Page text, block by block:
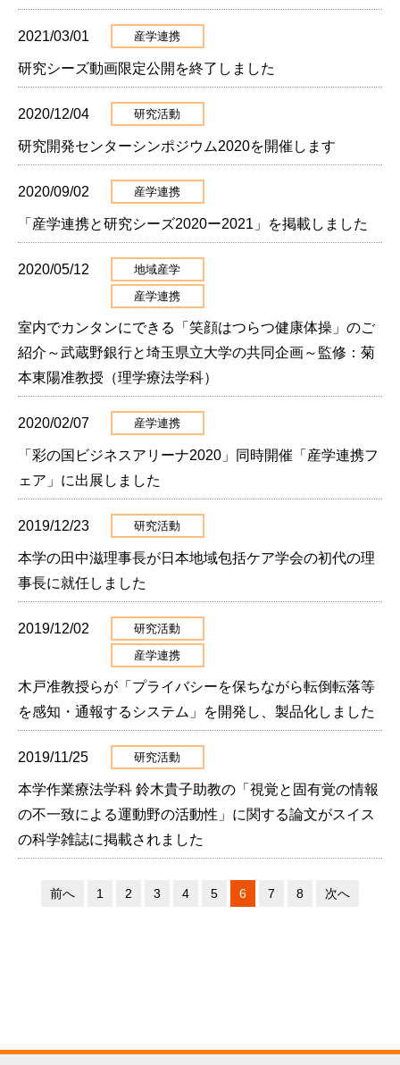
2021/03/01 産学連携
研究シーズ動画限定公開を終了しました
2020/12/04 研究活動
研究開発センターシンポジウム2020を開催します
2020/09/02 産学連携
「産学連携と研究シーズ2020ー2021」を掲載しました
2020/05/12
地域産学
産学連携
室内でカンタンにできる「笑顔はつらつ健康体操」のご
紹介～武蔵野銀行と埼玉県立大学の共同企画～監修：菊
本東陽准教授（理学療法学科）
2020/02/07 産学連携
「彩の国ビジネスアリーナ2020」同時開催「産学連携フ
ェア」に出展しました
2019/12/23 研究活動
本学の田中滋理事長が日本地域包括ケア学会の初代の理
事長に就任しました
2019/12/02
研究活動
産学連携
木戸准教授らが「プライバシーを保ちながら転倒転落等
を感知・通報するシステム」を開発し、製品化しました
2019/11/25 研究活動
本学作業療法学科 鈴木貴子助教の「視覚と固有覚の情報
の不一致による運動野の活動性」に関する論文がスイス
の科学雑誌に掲載されました
前へ 1 2 3 4 5 6 7 8 次へ